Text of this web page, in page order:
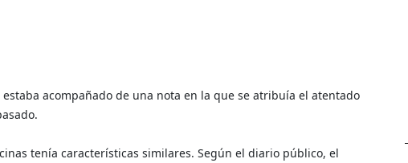
acompañado de una nota en la que se atribuía el atentado
tenía características similares. Según el diario público, el